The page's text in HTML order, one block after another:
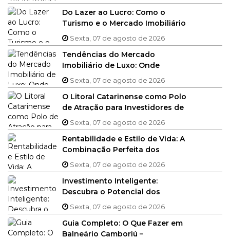
Região
Do Lazer ao Lucro: Como o
Turismo e o Mercado Imobiliário
se Complementam em BC
Sexta, 07 de agosto de 2026
Tendências do Mercado
Imobiliário de Luxo: Onde
Balneário Camboriú se Destaca
Sexta, 07 de agosto de 2026
O Litoral Catarinense como Polo
de Atração para Investidores de
Alto Padrão
Sexta, 07 de agosto de 2026
Rentabilidade e Estilo de Vida: A
Combinação Perfeita dos
Imóveis Prontos em BC
Sexta, 07 de agosto de 2026
Investimento Inteligente:
Descubra o Potencial dos
Imóveis na Planta em Balneário
Camboriú
Sexta, 07 de agosto de 2026
Guia Completo: O Que Fazer em
Balneário Camboriú –